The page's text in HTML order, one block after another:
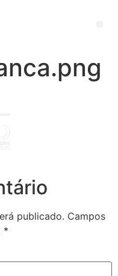
publicado. Campos
*